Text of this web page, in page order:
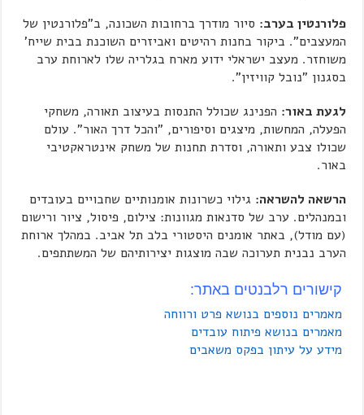
פלורנטין בערב: סיור מודרך ברחובות השכונה, ב"פלורנטין של
המעצבים". ביקור בחנות רהיטים ואביזרים השוכנת בבית שייח'
משוחזר. מעצב ישראלי ידוע מארח בגלריה שלו לארוחת ערב
בסגנון "נובל קוויזין".
לגעת באור: הפנינג שכולל התנסות בעיצוב תאורה, משחקי
הפעלה, המחשות, מיצגים וסיפורים, "והכל דרך האור". עולם
שכולו צבע ותאורה, וסדרת תחנות של משחק אינטראקטיבי
באור.
הרשאה להשראה: גילוי כשרונות אומנותיים שחבויים בעובדים
ובמנהלים. ערב של סדנאות מגוונות: צילום, פיסול, ציור ורישום
(עם מודל), באתר אומנים היסטורי בלב תל אביב. במהלך ארוחת
הערב נבנית תערוכה שבה מוצגות יצירותיהם של המשתתפים.
קישורים רלבנטים באתר:
מאמרים נוספים בנושא פרט ורווחה
מאמרים בנושא פיתוח עובדים
מידע על עיתון בפקס משאבים